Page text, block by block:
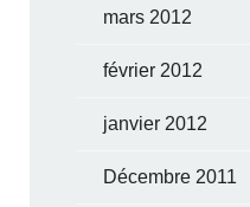
mars 2012
février 2012
janvier 2012
Décembre 2011